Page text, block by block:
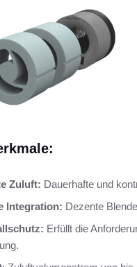
Zuluft: Dauerhafte und
Integration: Dezente
Erfüllt die